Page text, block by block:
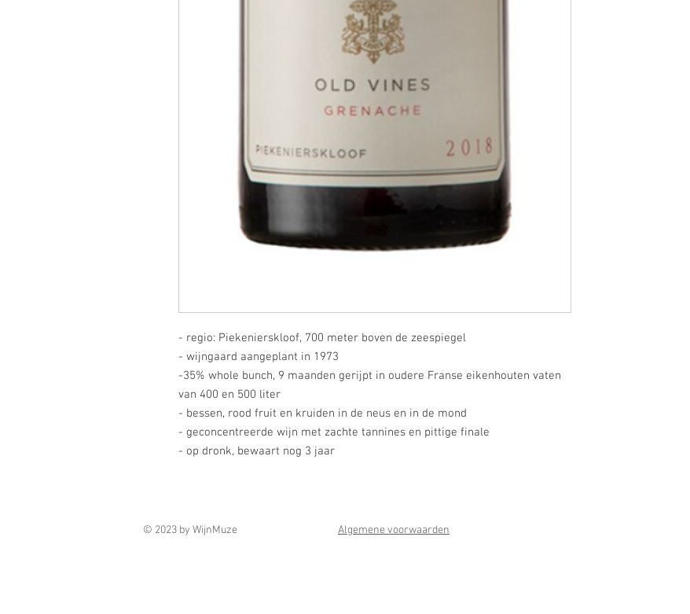
- regio: Piekenierskloof, 700 meter boven de zeespiegel
- wijngaard aangeplant in 1973
-35% whole bunch, 9 maanden gerijpt in oudere Franse eikenhouten vaten
van 400 en 500 liter
- bessen, rood fruit en kruiden in de neus en in de mond
- geconcentreerde wijn met zachte tannines en pittige finale
- op dronk, bewaart nog 3 jaar
© 2023 by WijnMuze Algemene voorwaarden